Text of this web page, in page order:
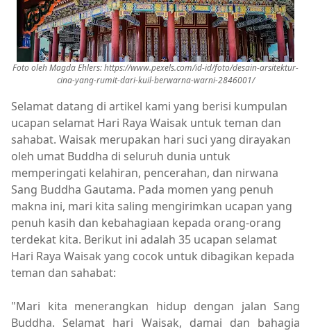
Foto oleh Magda Ehlers: https://www.pexels.com/id-id/foto/desain-arsitektur-
cina-yang-rumit-dari-kuil-berwarna-warni-2846001/
Selamat datang di artikel kami yang berisi kumpulan
ucapan selamat Hari Raya Waisak untuk teman dan
sahabat. Waisak merupakan hari suci yang dirayakan
oleh umat Buddha di seluruh dunia untuk
memperingati kelahiran, pencerahan, dan nirwana
Sang Buddha Gautama. Pada momen yang penuh
makna ini, mari kita saling mengirimkan ucapan yang
penuh kasih dan kebahagiaan kepada orang-orang
terdekat kita. Berikut ini adalah 35 ucapan selamat
Hari Raya Waisak yang cocok untuk dibagikan kepada
teman dan sahabat:
"Mari kita menerangkan hidup dengan jalan Sang
Buddha. Selamat hari Waisak, damai dan bahagia